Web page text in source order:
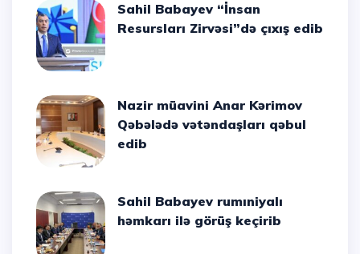
Sahil Babayev “İnsan
Resursları Zirvəsi”də çıxış edib
Nazir müavini Anar Kərimov
Qəbələdə vətəndaşları qəbul
edib
Sahil Babayev rumıniyalı
həmkarı ilə görüş keçirib